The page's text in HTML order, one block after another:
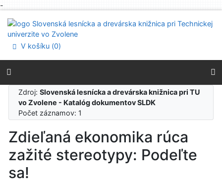
-
Prejsť na menu
Prehlásenie o webovej prístupnosti
V košíku (0)
Zdroj:Slovenská lesnícka a drevárska knižnica pri TU
vo Zvolene - Katalóg dokumentov SLDK
Počet záznamov: 1
Zdieľaná ekonomika rúca
zažité stereotypy: Podeľte
sa!